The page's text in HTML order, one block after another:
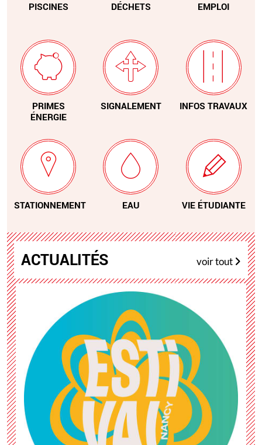
ACTUALITÉS voir tout
PISCINES DÉCHETS EMPLOI
PRIMES
ÉNERGIE
SIGNALEMENT INFOS TRAVAUX
STATIONNEMENT EAU VIE ÉTUDIANTE